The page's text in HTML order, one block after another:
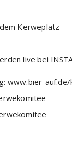
Kerweplatz
live bei
www.bier-